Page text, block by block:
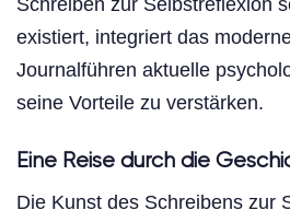
existiert, integriert das
Journalführen aktuelle
seine Vorteile zu verstärken.
Eine Reise durch die
Die Kunst des Schreibens zur